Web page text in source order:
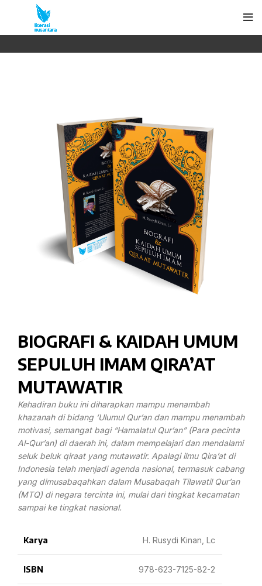
BIOGRAFI & KAIDAH UMUM
SEPULUH IMAM QIRA’AT
MUTAWATIR
Kehadiran buku ini diharapkan mampu menambah
khazanah di bidang ‘Ulumul Qur’an dan mampu menambah
motivasi, semangat bagi “Hamalatul Qur’an” (Para pecinta
Al-Qur’an) di daerah ini, dalam mempelajari dan mendalami
seluk beluk qiraat yang mutawatir. Apalagi ilmu Qira’at di
Indonesia telah menjadi agenda nasional, termasuk cabang
yang dimusabaqahkan dalam Musabaqah Tilawatil Qur’an
(MTQ) di negara tercinta ini, mulai dari tingkat kecamatan
sampai ke tingkat nasional.
Karya H. Rusydi Kinan, Lc
ISBN 978-623-7125-82-2